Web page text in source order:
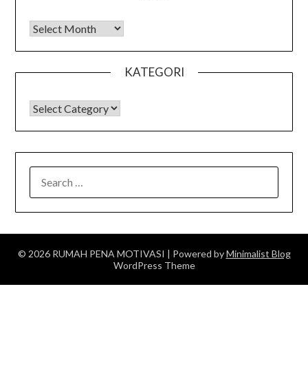
Arsip
KATEGORI
KATEGORI
FOR:
© 2026 RUMAH PENA MOTIVASI | Powered byMinimalist Blog
WordPress Theme